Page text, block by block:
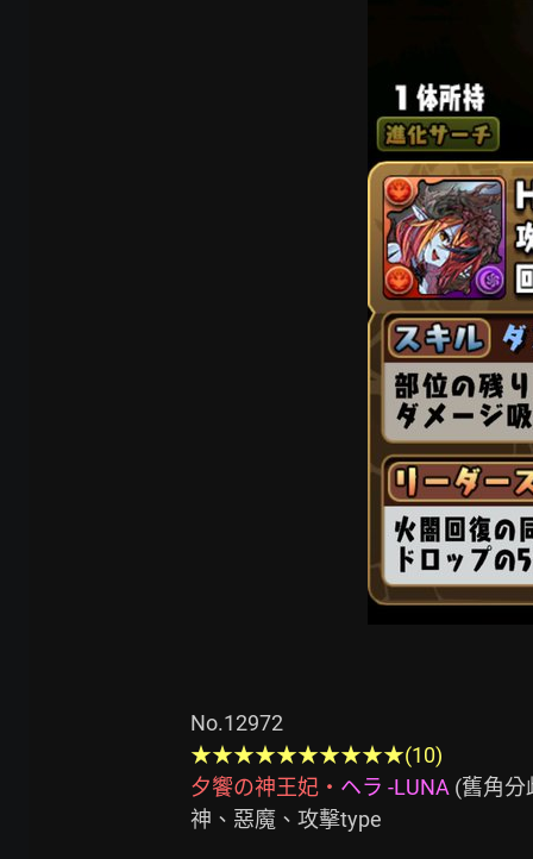
★★★★★★★★★★(10)
夕饗の神王妃・ ヘラ -LUNA (舊角分
神、惡魔、攻擊type